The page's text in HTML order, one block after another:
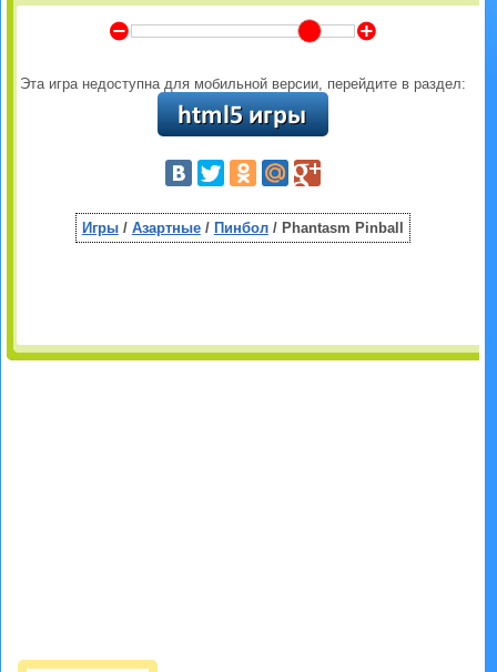
Y Z
Эта игра недоступна для мобильной версии, перейдите в раздел:
Игры/ Азартные/ Пинбол/ Phantasm Pinball